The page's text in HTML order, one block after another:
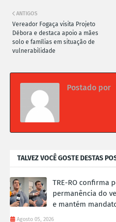
ANTIGOS
Vereador Fogaça visita Projeto
Débora e destaca apoio a mães
solo e famílias em situação de
vulnerabilidade
Postado por
TALVEZ VOCÊ GOSTE DESTAS
TRE-RO confirma
permanência do
e mantém
Agosto 05, 2026